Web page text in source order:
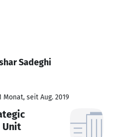
Sadeghi
Monat, seit Aug. 2019
Unit